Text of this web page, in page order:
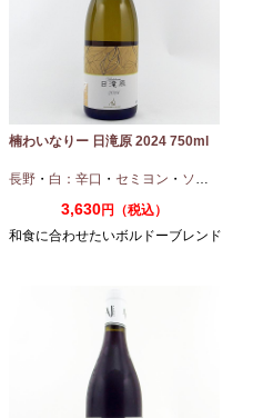
楠わいなりー 日滝原 2024 750ml
長野 ・ 白：辛口 ・ セミヨン ・ ソーヴィニオンブラン
3,630円（税込）
和食に合わせたいボルドーブレンド